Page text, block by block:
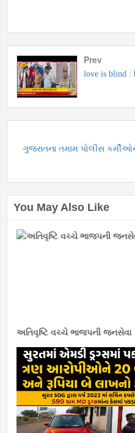
Prev
love is blind :
ગુજરાતના તમામ પોલીસ
You May Also Like
અતિવૃષ્ટિ વચ્ચે ભાજપની જનસેવા